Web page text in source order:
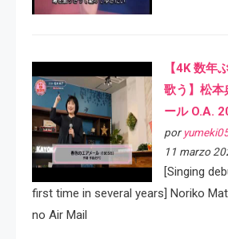
【4K 数年
歌う】松本
ール O.A.
por
11 marzo
[Singing
first time in several years] Noriko
no Air Mail